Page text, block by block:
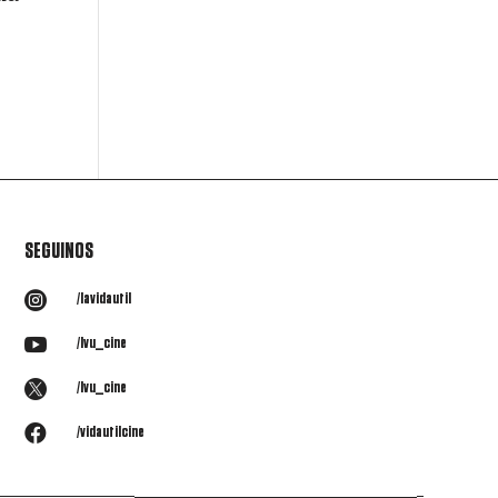
SEGUINOS
 /lavidautil
 /lvu_cine
 /lvu_cine
 /vidautilcine